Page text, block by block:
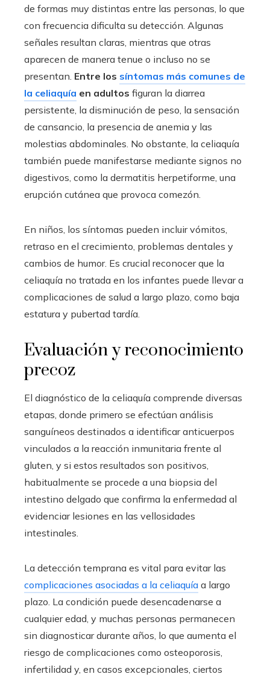
de formas muy distintas entre las personas, lo que
con frecuencia dificulta su detección. Algunas
señales resultan claras, mientras que otras
aparecen de manera tenue o incluso no se
presentan. Entre los síntomas más comunes de
la celiaquía en adultos figuran la diarrea
persistente, la disminución de peso, la sensación
de cansancio, la presencia de anemia y las
molestias abdominales. No obstante, la celiaquía
también puede manifestarse mediante signos no
digestivos, como la dermatitis herpetiforme, una
erupción cutánea que provoca comezón.
En niños, los síntomas pueden incluir vómitos,
retraso en el crecimiento, problemas dentales y
cambios de humor. Es crucial reconocer que la
celiaquía no tratada en los infantes puede llevar a
complicaciones de salud a largo plazo, como baja
estatura y pubertad tardía.
Evaluación y reconocimiento
precoz
El diagnóstico de la celiaquía comprende diversas
etapas, donde primero se efectúan análisis
sanguíneos destinados a identificar anticuerpos
vinculados a la reacción inmunitaria frente al
gluten, y si estos resultados son positivos,
habitualmente se procede a una biopsia del
intestino delgado que confirma la enfermedad al
evidenciar lesiones en las vellosidades
intestinales.
La detección temprana es vital para evitar las
complicaciones asociadas a la celiaquía a largo
plazo. La condición puede desencadenarse a
cualquier edad, y muchas personas permanecen
sin diagnosticar durante años, lo que aumenta el
riesgo de complicaciones como osteoporosis,
infertilidad y, en casos excepcionales, ciertos